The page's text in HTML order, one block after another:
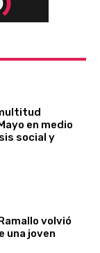
en medio
social y
volvió
una joven